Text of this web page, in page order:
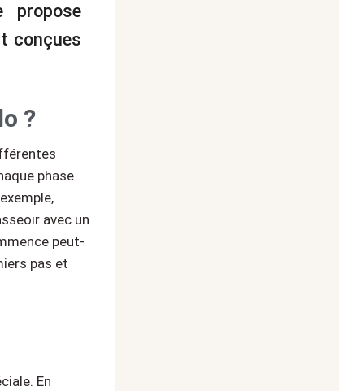
propose
conçues
?
phase
avec un
peut-
pas et
En